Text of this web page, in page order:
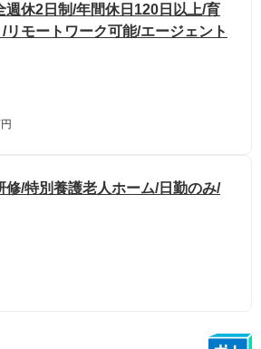
週休2日制/年間休日120日以上/育
リモートワーク可能/エージェント
修/特別養護老人ホーム/日勤のみ/